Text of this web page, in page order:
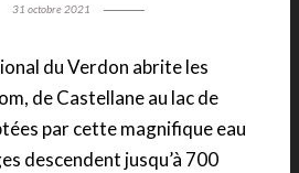
31 octobre 2021
du Verdon abrite les
de Castellane au lac de
par cette magnifique eau
descendent jusqu’à 700